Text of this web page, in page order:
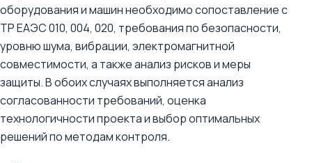
оборудования и машин необходимо сопоставление с
ТР ЕАЭС 010, 004, 020, требования по безопасности,
уровню шума, вибрации, электромагнитной
совместимости, а также анализ рисков и меры
защиты. В обоих случаях выполняется анализ
согласованности требований, оценка
технологичности проекта и выбор оптимальных
решений по методам контроля.